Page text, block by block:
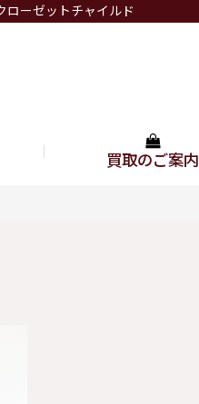
ローゼットチャイルド
買取のご案内